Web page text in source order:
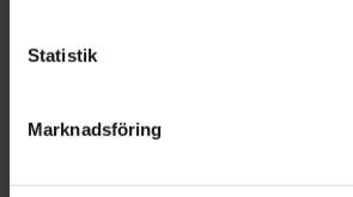
Statistik
Marknadsföring